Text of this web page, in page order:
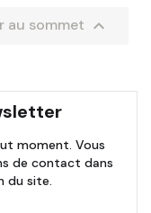
au sommet 
moment. Vous
de contact dans
du site.